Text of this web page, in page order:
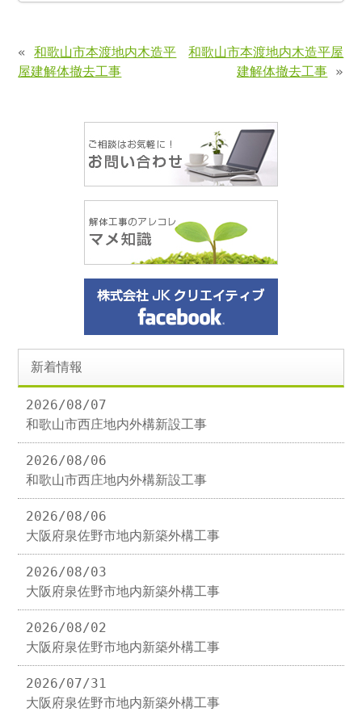
«和歌山市本渡地内木造平
屋建解体撤去工事
和歌山市本渡地内木造平屋
建解体撤去工事 »
新着情報
2026/08/07
和歌山市西庄地内外構新設工事
2026/08/06
和歌山市西庄地内外構新設工事
2026/08/06
大阪府泉佐野市地内新築外構工事
2026/08/03
大阪府泉佐野市地内新築外構工事
2026/08/02
大阪府泉佐野市地内新築外構工事
2026/07/31
大阪府泉佐野市地内新築外構工事